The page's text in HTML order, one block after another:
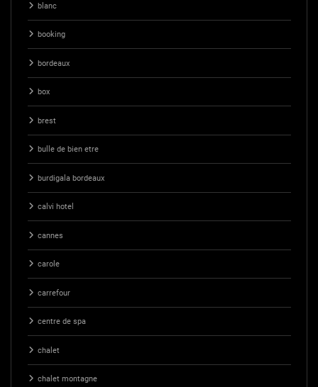
blanc
booking
bordeaux
box
brest
bulle de bien etre
burdigala bordeaux
calvi hotel
cannes
carole
carrefour
centre de spa
chalet
chalet montagne